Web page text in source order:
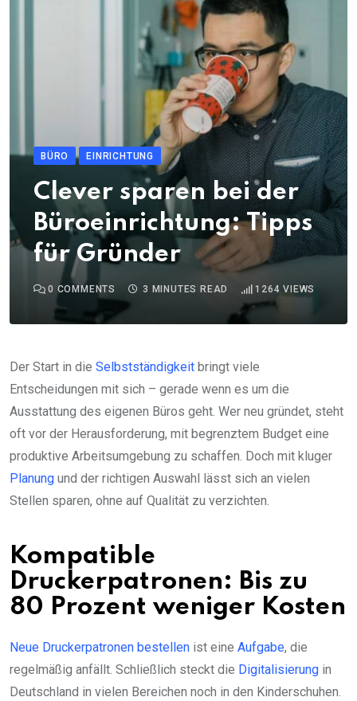
BÜRO EINRICHTUNG
Clever sparen bei der
Büroeinrichtung: Tipps
für Gründer
0 COMMENTS 3 MINUTES READ 1264 VIEWS
Der Start in die Selbstständigkeit bringt viele
Entscheidungen mit sich – gerade wenn es um die
Ausstattung des eigenen Büros geht. Wer neu gründet, steht
oft vor der Herausforderung, mit begrenztem Budget eine
produktive Arbeitsumgebung zu schaffen. Doch mit kluger
Planung und der richtigen Auswahl lässt sich an vielen
Stellen sparen, ohne auf Qualität zu verzichten.
Kompatible
Druckerpatronen: Bis zu
80 Prozent weniger Kosten
Neue Druckerpatronen bestellen ist eine Aufgabe, die
regelmäßig anfällt. Schließlich steckt die Digitalisierung in
Deutschland in vielen Bereichen noch in den Kinderschuhen.